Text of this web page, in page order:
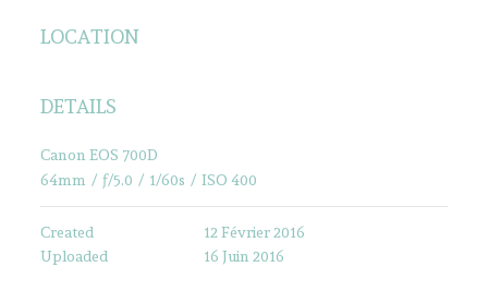
LOCATION
DETAILS
Canon EOS 700D
64mm / ƒ/5.0 / 1/60s / ISO 400
Created
12 Février 2016
Uploaded
16 Juin 2016